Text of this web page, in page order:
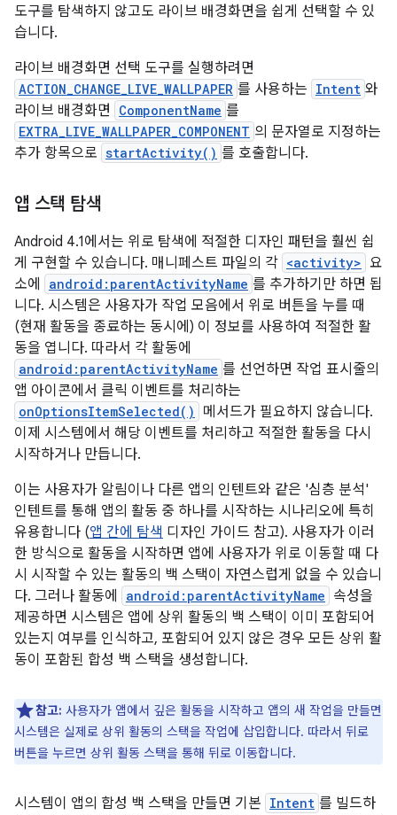
도구를 탐색하지 않고도 라이브 배경화면을 쉽게 선택할 수 있
습니다.
라이브 배경화면 선택 도구를 실행하려면
ACTION_CHANGE_LIVE_WALLPAPER 를 사용하는 Intent 와
라이브 배경화면
ComponentName 를
EXTRA_LIVE_WALLPAPER_COMPONENT 의 문자열로 지정하는
추가 항목으로 startActivity() 를 호출합니다.
앱 스택 탐색
Android 4.1에서는 위로 탐색에 적절한 디자인 패턴을 훨씬 쉽
게 구현할 수 있습니다. 매니페스트 파일의 각 <activity> 요
소에
android:parentActivityName 를 추가하기만 하면 됩
니다. 시스템은 사용자가 작업 모음에서 위로 버튼을 누를 때
(현재 활동을 종료하는 동시에) 이 정보를 사용하여 적절한 활
동을 엽니다. 따라서 각 활동에
android:parentActivityName 를 선언하면 작업 표시줄의
앱 아이콘에서 클릭 이벤트를 처리하는
onOptionsItemSelected()
메서드가 필요하지 않습니다.
이제 시스템에서 해당 이벤트를 처리하고 적절한 활동을 다시
시작하거나 만듭니다.
이는 사용자가 알림이나 다른 앱의 인텐트와 같은 '심층 분석'
인텐트를 통해 앱의 활동 중 하나를 시작하는 시나리오에 특히
유용합니다 (앱 간에 탐색 디자인 가이드 참고). 사용자가 이러
한 방식으로 활동을 시작하면 앱에 사용자가 위로 이동할 때 다
시 시작할 수 있는 활동의 백 스택이 자연스럽게 없을 수 있습니
다. 그러나 활동에
android:parentActivityName 속성을
제공하면 시스템은 앱에 상위 활동의 백 스택이 이미 포함되어
있는지 여부를 인식하고, 포함되어 있지 않은 경우 모든 상위 활
동이 포함된 합성 백 스택을 생성합니다.
참고: 사용자가 앱에서 깊은 활동을 시작하고 앱의 새 작업을 만들면
시스템은 실제로 상위 활동의 스택을 작업에 삽입합니다. 따라서 뒤로
버튼을 누르면 상위 활동 스택을 통해 뒤로 이동합니다.
시스템이 앱의 합성 백 스택을 만들면 기본 Intent 를 빌드하